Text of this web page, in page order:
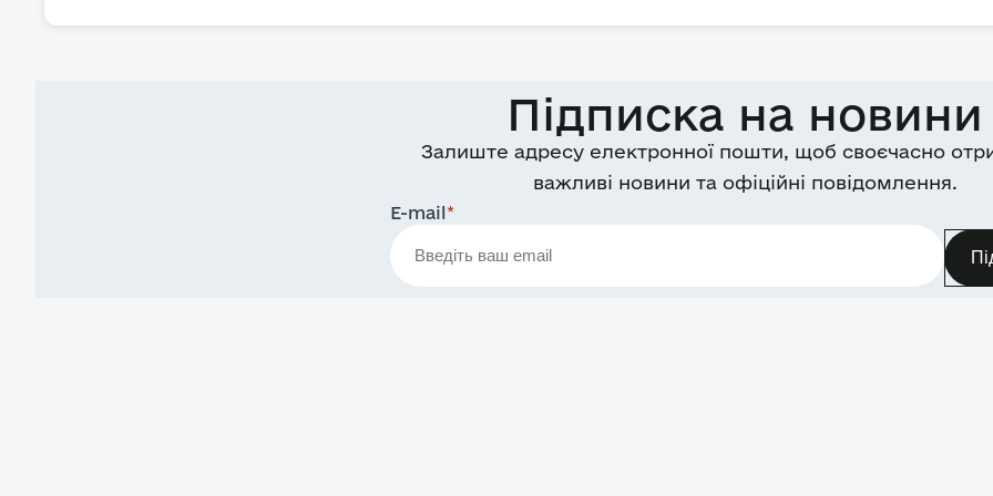
Підписка на новини
Залиште адресу електронної пошти, щоб своєчасно
важливі новини та офіційні повідомлення.
E-mail*